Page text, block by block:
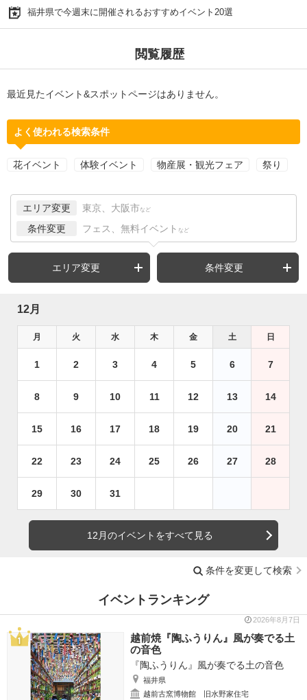
福井県で今週末に開催されるおすすめイベント20選
閲覧履歴
最近見たイベント&スポットページはありません。
よく使われる検索条件
花イベント 体験イベント 物産展・観光フェア 祭り
エリア変更 東京、大阪市 など
条件変更 フェス、無料イベント など
エリア変更 条件変更
12月
月 火 水 木 金 土 日
1 2 3 4 5 6 7
8 9 10 11 12 13 14
15 16 17 18 19 20 21
22 23 24 25 26 27 28
29 30 31
12月のイベントをすべて見る
条件を変更して検索
イベントランキング
2026年8月7日
越前焼『陶ふうりん』風が奏でる土
の音色
『陶ふうりん』風が奏でる土の音色
福井県
越前古窯博物館 旧水野家住宅